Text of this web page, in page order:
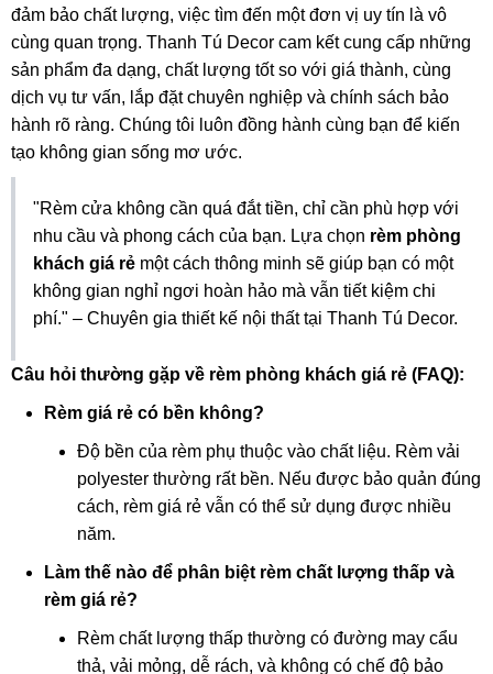
đảm bảo chất lượng, việc tìm đến một đơn vị uy tín là vô
cùng quan trọng. Thanh Tú Decor cam kết cung cấp những
sản phẩm đa dạng, chất lượng tốt so với giá thành, cùng
dịch vụ tư vấn, lắp đặt chuyên nghiệp và chính sách bảo
hành rõ ràng. Chúng tôi luôn đồng hành cùng bạn để kiến
tạo không gian sống mơ ước.
"Rèm cửa không cần quá đắt tiền, chỉ cần phù hợp với
nhu cầu và phong cách của bạn. Lựa chọn rèm phòng
khách giá rẻ một cách thông minh sẽ giúp bạn có một
không gian nghỉ ngơi hoàn hảo mà vẫn tiết kiệm chi
phí." – Chuyên gia thiết kế nội thất tại Thanh Tú Decor.
Câu hỏi thường gặp về rèm phòng khách giá rẻ (FAQ):
Rèm giá rẻ có bền không?
Độ bền của rèm phụ thuộc vào chất liệu. Rèm vải
polyester thường rất bền. Nếu được bảo quản đúng
cách, rèm giá rẻ vẫn có thể sử dụng được nhiều
năm.
Làm thế nào để phân biệt rèm chất lượng thấp và
rèm giá rẻ?
Rèm chất lượng thấp thường có đường may cẩu
thả, vải mỏng, dễ rách, và không có chế độ bảo